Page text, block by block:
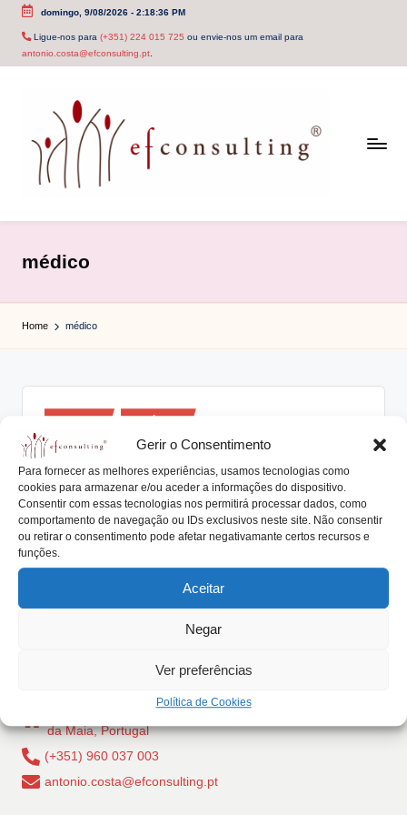
Gerir o Consentimento
Para fornecer as melhores experiências, usamos tecnologias como
cookies para armazenar e/ou aceder a informações do dispositivo.
Consentir com essas tecnologias nos permitirá processar dados, como
comportamento de navegação ou IDs exclusivos neste site. Não consentir
ou retirar o consentimento pode afetar negativamante certos recursos e
funções.
Aceitar
Negar
Ver preferências
Política de Cookies
Skip
domingo, 9/08/2026- 2:18:36 PM
Ligue-nos para (+351) 224 015 725 ou envie-nos um email para
antonio.costa@efconsulting.pt.
c
o
n
u
lt
i
n
g
.
p
t
médico
Home médico
Posted
in
Ser Médico… em Gestão de
Empresas
by
António Nogueira da Costa Outubro 13, 2016
A gestão de empresas tem algo a ver com ser médico?
Uma excelente comparação do José Miguel…
Rua Dr Carlos Pires Felgueiras, 206 - 1, 4470-157 Cidade
da Maia, Portugal
(+351) 960 037 003
antonio.costa@efconsulting.pt